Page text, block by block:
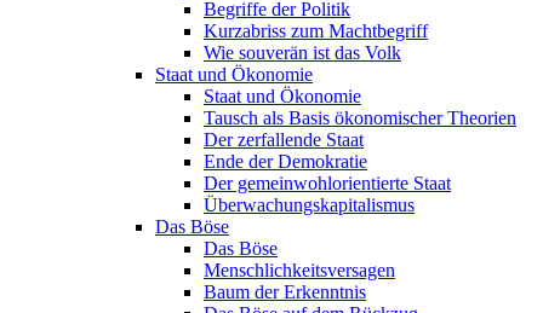
Begriffe der Politik
Kurzabriss zum Machtbegriff
Wie souverän ist das Volk
Staat und Ökonomie
Staat und Ökonomie
Tausch als Basis ökonomischer Theorien
Der zerfallende Staat
Ende der Demokratie
Der gemeinwohlorientierte Staat
Überwachungskapitalismus
Das Böse
Das Böse
Menschlichkeitsversagen
Baum der Erkenntnis